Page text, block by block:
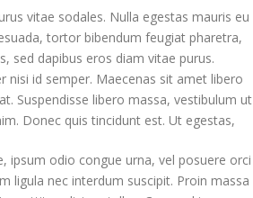
vitae sodales. Nulla egestas mauris eu
tortor bibendum feugiat pharetra,
sed dapibus eros diam vitae purus.
nisi id semper. Maecenas sit amet libero
Suspendisse libero massa, vestibulum ut
Donec quis tincidunt est. Ut egestas,
ipsum odio congue urna, vel posuere orci
ligula nec interdum suscipit. Proin massa